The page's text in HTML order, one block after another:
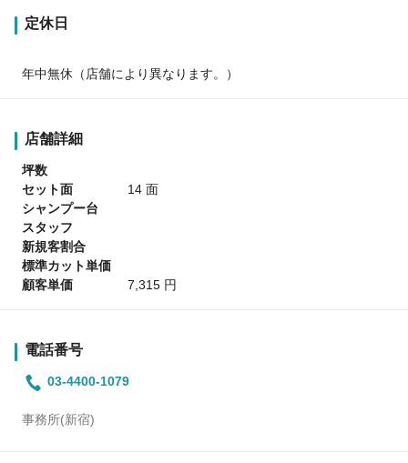
定休日
年中無休（店舗により異なります。）
店舗詳細
坪数
セット面
14 面
シャンプー台
スタッフ
新規客割合
標準カット単価
顧客単価
7,315 円
電話番号
03-4400-1079
事務所(新宿)